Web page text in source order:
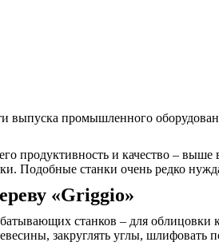
промышленного
продуктивность и качество –
Подобные станки очень редко
«Griggio»
станков – для
закруглять углы,